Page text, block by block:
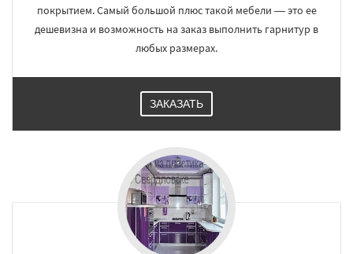
покрытием. Самый большой плюс такой мебели — это ее
дешевизна и возможность на заказ выполнить гарнитур в
любых размерах.
ЗАКАЗАТЬ
Даю согласие на обработку персональных данных